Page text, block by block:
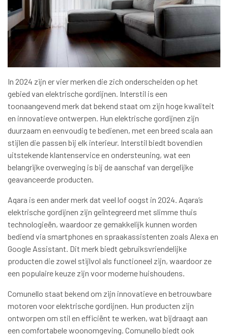
In 2024 zijn er vier merken die zich onderscheiden op het
gebied van elektrische gordijnen. Interstil is een
toonaangevend merk dat bekend staat om zijn hoge kwaliteit
en innovatieve ontwerpen. Hun elektrische gordijnen zijn
duurzaam en eenvoudig te bedienen, met een breed scala aan
stijlen die passen bij elk interieur. Interstil biedt bovendien
uitstekende klantenservice en ondersteuning, wat een
belangrijke overweging is bij de aanschaf van dergelijke
geavanceerde producten.
Aqara is een ander merk dat veel lof oogst in 2024. Aqara’s
elektrische gordijnen zijn geïntegreerd met slimme thuis
technologieën, waardoor ze gemakkelijk kunnen worden
bediend via smartphones en spraakassistenten zoals Alexa en
Google Assistant. Dit merk biedt gebruiksvriendelijke
producten die zowel stijlvol als functioneel zijn, waardoor ze
een populaire keuze zijn voor moderne huishoudens.
Comunello staat bekend om zijn innovatieve en betrouwbare
motoren voor elektrische gordijnen. Hun producten zijn
ontworpen om stil en efficiënt te werken, wat bijdraagt aan
een comfortabele woonomgeving. Comunello biedt ook